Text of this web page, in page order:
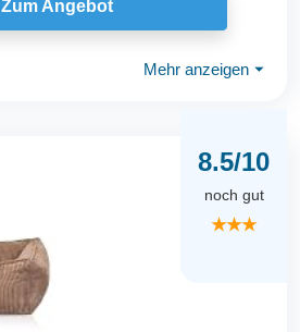
Zum Angebot
Mehr anzeigen ⏷
8.5/10
noch gut
★★★